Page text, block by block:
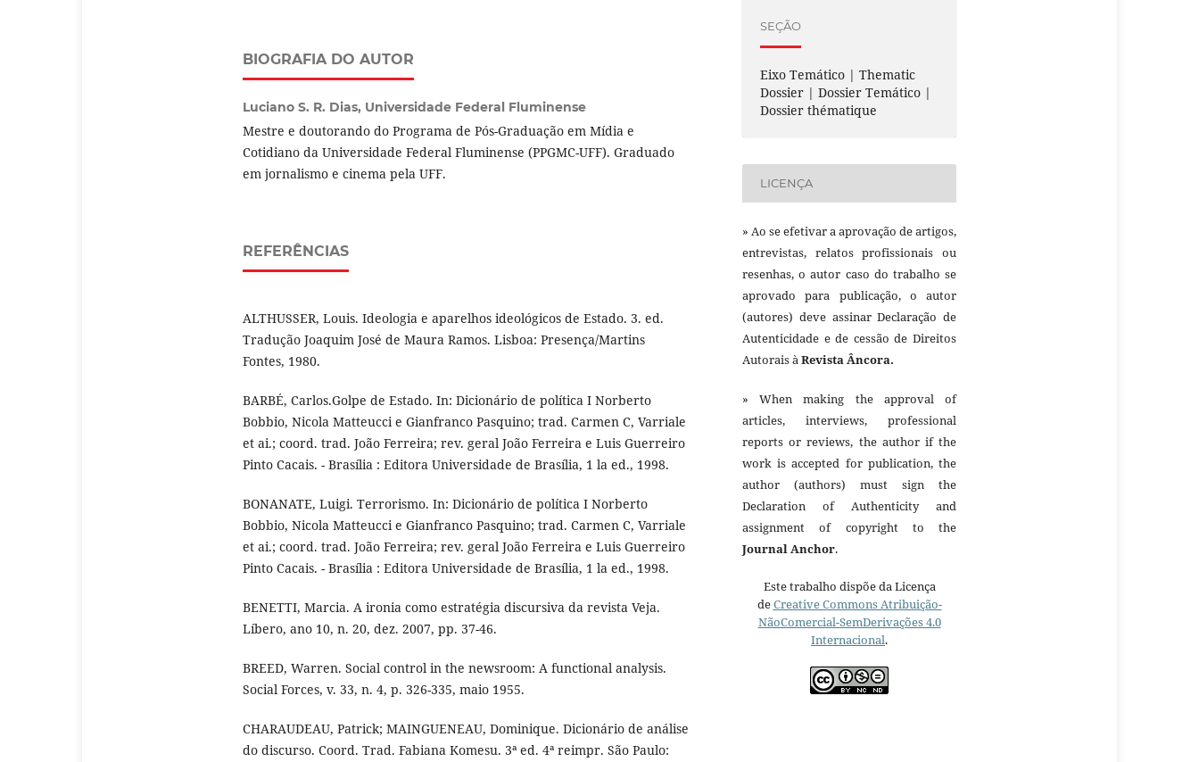
BIOGRAFIA DO AUTOR
Luciano S. R. Dias, Universidade Federal Fluminense
Mestre e doutorando do Programa de Pós-Graduação em Mídia e
Cotidiano da Universidade Federal Fluminense (PPGMC-UFF). Graduado
em jornalismo e cinema pela UFF.
REFERÊNCIAS
ALTHUSSER, Louis. Ideologia e aparelhos ideológicos de Estado. 3. ed.
Tradução Joaquim José de Maura Ramos. Lisboa: Presença/Martins
Fontes, 1980.
BARBÉ, Carlos.Golpe de Estado. In: Dicionário de política I Norberto
Bobbio, Nicola Matteucci e Gianfranco Pasquino; trad. Carmen C, Varriale
et ai.; coord. trad. João Ferreira; rev. geral João Ferreira e Luis Guerreiro
Pinto Cacais. - Brasília : Editora Universidade de Brasília, 1 la ed., 1998.
BONANATE, Luigi. Terrorismo. In: Dicionário de política I Norberto
Bobbio, Nicola Matteucci e Gianfranco Pasquino; trad. Carmen C, Varriale
et ai.; coord. trad. João Ferreira; rev. geral João Ferreira e Luis Guerreiro
Pinto Cacais. - Brasília : Editora Universidade de Brasília, 1 la ed., 1998.
BENETTI, Marcia. A ironia como estratégia discursiva da revista Veja.
Líbero, ano 10, n. 20, dez. 2007, pp. 37-46.
BREED, Warren. Social control in the newsroom: A functional analysis.
Social Forces, v. 33, n. 4, p. 326-335, maio 1955.
CHARAUDEAU, Patrick; MAINGUENEAU, Dominique. Dicionário de análise
do discurso. Coord. Trad. Fabiana Komesu. 3ª ed. 4ª reimpr. São Paulo:
SEÇÃO
Eixo Temático | Thematic
Dossier | Dossier Temático |
Dossier thématique
LICENÇA
» Ao se efetivar a aprovação de artigos,
entrevistas, relatos profissionais ou
resenhas, o autor caso do trabalho se
aprovado para publicação, o autor
(autores) deve assinar Declaração de
Autenticidade e de cessão de Direitos
Autorais àRevista Âncora.
» When making the approval of
articles, interviews, professional
reports or reviews, the author if the
work is accepted for publication, the
author (authors) must sign the
Declaration of Authenticity and
assignment of copyright to the
Journal Anchor.
Este trabalho dispõe da Licença
deCreative Commons Atribuição-
NãoComercial-SemDerivações 4.0
Internacional.